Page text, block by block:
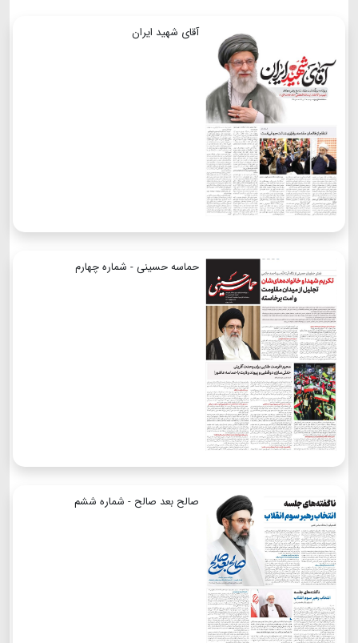
آقای شهید ایران
حماسه حسینی - شماره چهارم
صالح بعد صالح - شماره ششم